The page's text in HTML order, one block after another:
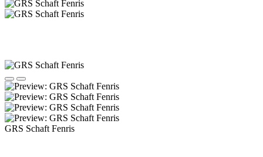
GRS Schaft Fenris